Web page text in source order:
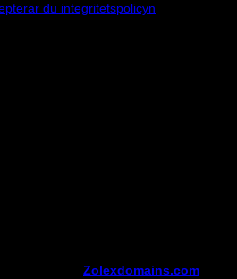
du integritetspolicyn
Zolexdomains.com